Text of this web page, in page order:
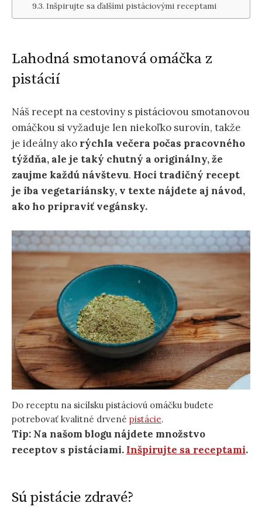
Inšpirujte sa ďalšími pistáciovými receptami
Lahodná smotanová omáčka z
pistácií
Náš recept na cestoviny s pistáciovou smotanovou
omáčkou si vyžaduje len niekoľko surovín, takže
je ideálny ako rýchla večera počas pracovného
týždňa, ale je taký chutný a originálny, že
zaujme každú návštevu. Hoci tradičný recept
je iba vegetariánsky, v texte nájdete aj návod,
ako ho pripraviť vegánsky.
Do receptu na sicílsku pistáciovú omáčku budete
potrebovať kvalitné drvené pistácie.
Tip: Na našom blogu nájdete množstvo
receptov s pistáciami. Inšpirujte sa receptami.
Sú pistácie zdravé?